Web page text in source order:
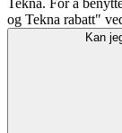
Tekna. For å
og Tekna rabatt"
Kan